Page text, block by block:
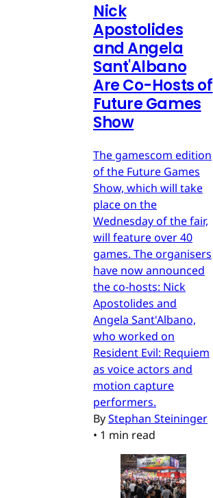
Nick
Apostolides
and Angela
Sant'Albano
Are Co-Hosts of
Future Games
Show
The gamescom edition
of the Future Games
Show, which will take
place on the
Wednesday of the fair,
will feature over 40
games. The organisers
have now announced
the co-hosts: Nick
Apostolides and
Angela Sant'Albano,
who worked on
Resident Evil: Requiem
as voice actors and
motion capture
performers.
ByStephan Steininger
• 1 min read